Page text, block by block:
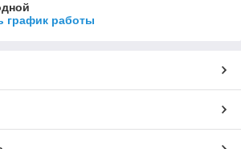
график работы